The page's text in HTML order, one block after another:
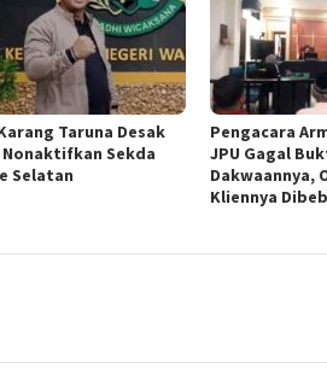
Taruna Desak
Sekda
Selatan
‎Pengacara
JPU Gagal
Dakwaannya,
Kliennya